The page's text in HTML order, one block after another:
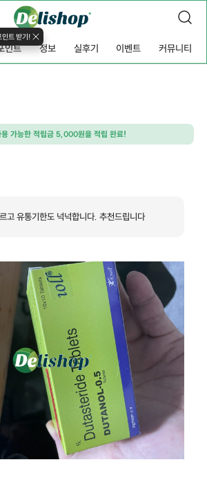
인트 받기!
인트 정보 실후기 이벤트 커뮤니티
용 가능한 적립금 5,000원을 적립 완료!
고 유통기한도 넉넉합니다. 추천드립니다